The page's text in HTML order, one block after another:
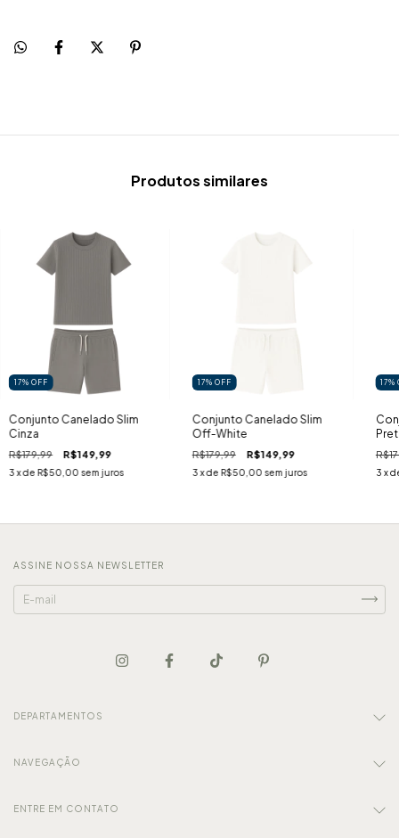
Produtos similares
17% OFF
Conjunto Canelado Slim
Cinza
R$179,99 R$149,99
3 x de R$50,00 sem juros
17% OFF
Conjunto Canelado Slim
Off-White
R$179,99 R$149,99
3 x de R$50,00 sem juros
17%
3 x
ASSINE NOSSA NEWSLETTER
DEPARTAMENTOS
NAVEGAÇÃO
ENTRE EM CONTATO